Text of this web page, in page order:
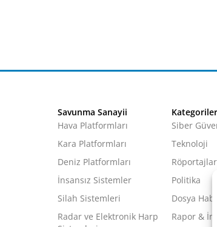
Savunma Sanayii
Hava Platformları
Kara Platformları
Deniz Platformları
İnsansız Sistemler
Silah Sistemleri
Radar ve Elektronik Harp
Kategoriler
Siber
Teknoloji
Röportajlar
Politika
Dosya Haber
Rapor &